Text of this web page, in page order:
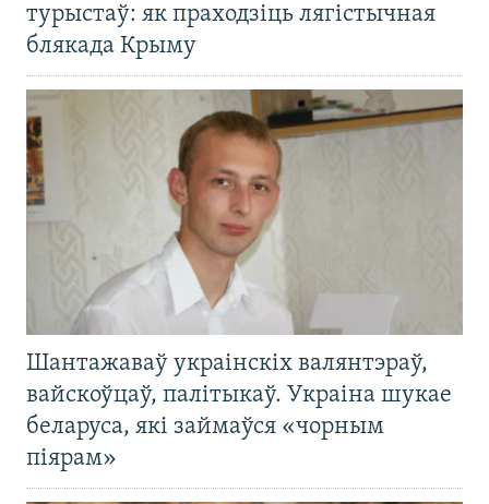
турыстаў: як праходзіць лягістычная
блякада Крыму
Шантажаваў украінскіх валянтэраў,
вайскоўцаў, палітыкаў. Украіна шукае
беларуса, які займаўся «чорным
піярам»